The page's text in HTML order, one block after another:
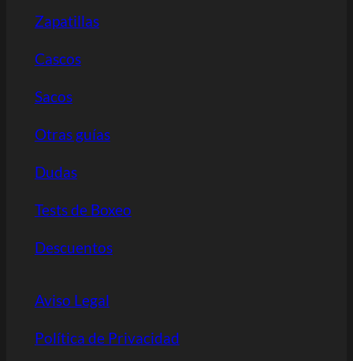
Zapatillas
Cascos
Sacos
Otras guías
Dudas
Tests de Boxeo
Descuentos
Aviso Legal
Política de Privacidad